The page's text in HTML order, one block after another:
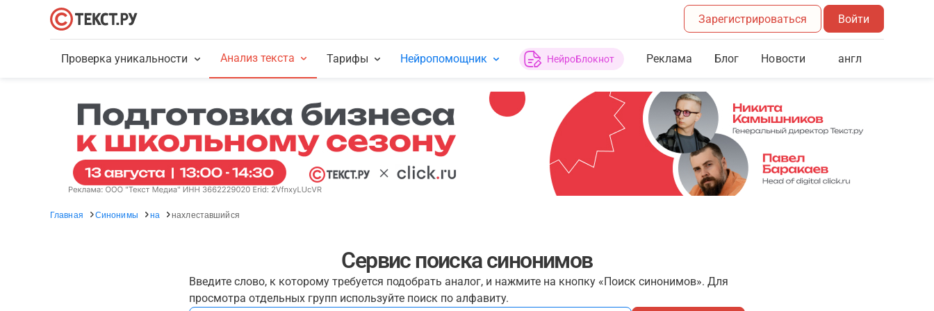
Зарегистрироваться Войти
Проверка уникальности Анализ текста Тарифы Нейропомощник НейроБлокнот Реклама Блог Новости англ
Главная Синонимы на нахлеставшийся
Сервис поиска синонимов
Введите слово, к которому требуется подобрать аналог, и нажмите на кнопку «Поиск синонимов». Для
просмотра отдельных групп используйте поиск по алфавиту.